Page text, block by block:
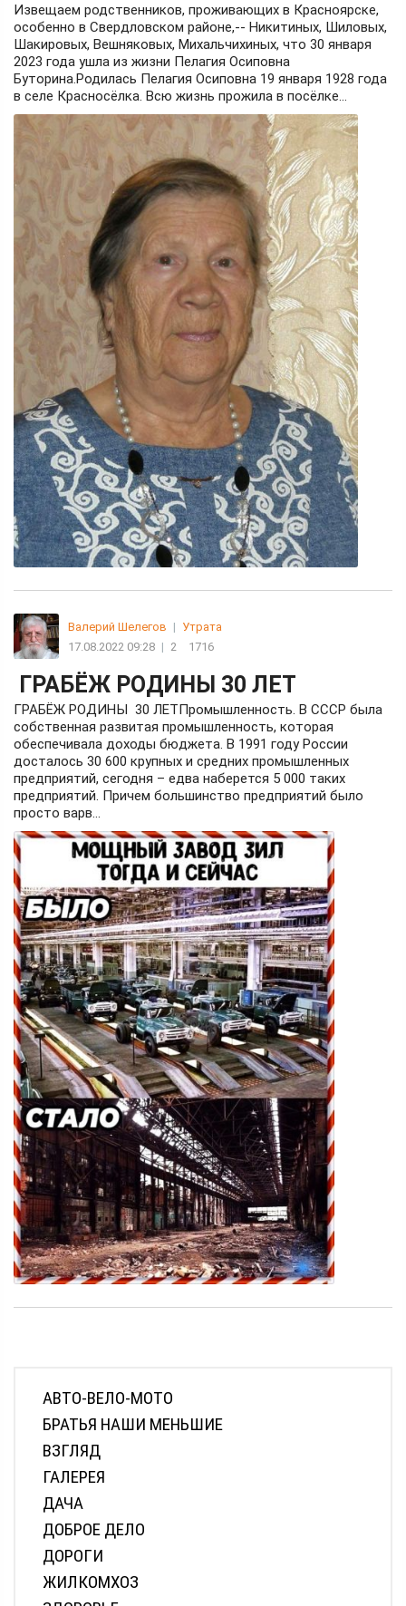
Извещаем родственников, проживающих в Красноярске,
особенно в Свердловском районе,-- Никитиных, Шиловых,
Шакировых, Вешняковых, Михальчихиных, что 30 января
2023 года ушла из жизни Пелагия Осиповна
Буторина.Родилась Пелагия Осиповна 19 января 1928 года
в селе Красносёлка. Всю жизнь прожила в посёлке...
Валерий Шелегов | Утрата
17.08.2022 09:28 | 2 1716
ГРАБЁЖ РОДИНЫ 30 ЛЕТ
ГРАБЁЖ РОДИНЫ 30 ЛЕТПромышленность. В СССР была
собственная развитая промышленность, которая
обеспечивала доходы бюджета. В 1991 году России
досталось 30 600 крупных и средних промышленных
предприятий, сегодня – едва наберется 5 000 таких
предприятий. Причем большинство предприятий было
просто варв...
АВТО-ВЕЛО-МОТО
БРАТЬЯ НАШИ МЕНЬШИЕ
ВЗГЛЯД
ГАЛЕРЕЯ
ДАЧА
ДОБРОЕ ДЕЛО
ДОРОГИ
ЖИЛКОМХОЗ